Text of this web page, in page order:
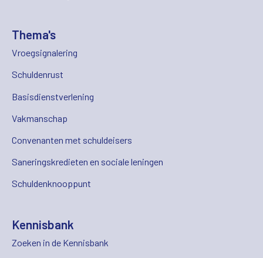
Thema's
Vroegsignalering
Schuldenrust
Basisdienstverlening
Vakmanschap
Convenanten met schuldeisers
Saneringskredieten en sociale leningen
Schuldenknooppunt
Kennisbank
Zoeken in de Kennisbank